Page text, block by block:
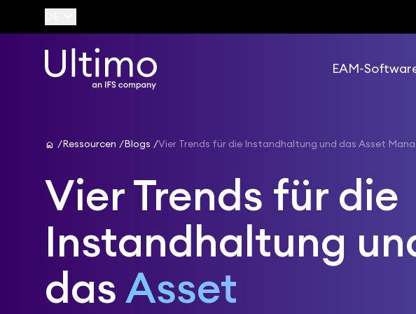
EAM-
home Ressourcen Blogs Vier Trends für die Instandhaltung und das Asset
Vier Trends für die
Instandhaltung
das Asset